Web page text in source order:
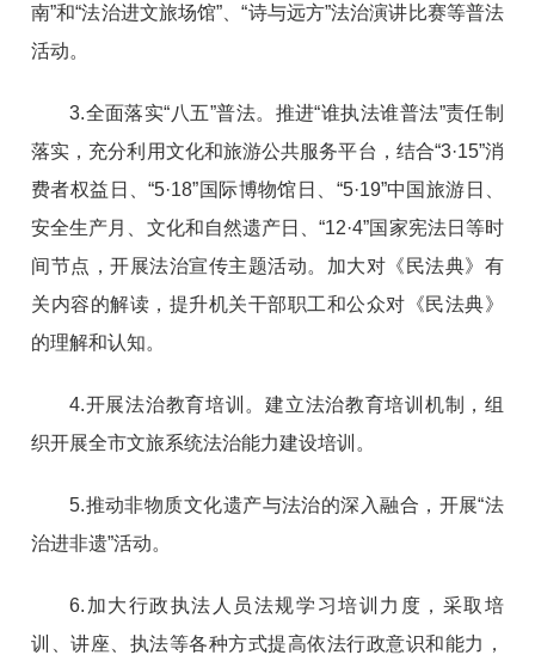
南”和“法治进文旅场馆”、“诗与远方”法治演讲比赛等普法
活动。
3.全面落实“八五”普法。推进“谁执法谁普法”责任制
落实，充分利用文化和旅游公共服务平台，结合“3·15”消
费者权益日、“5·18”国际博物馆日、“5·19”中国旅游日、
安全生产月、文化和自然遗产日、“12·4”国家宪法日等时
间节点，开展法治宣传主题活动。加大对《民法典》有
关内容的解读，提升机关干部职工和公众对《民法典》
的理解和认知。
4.开展法治教育培训。建立法治教育培训机制，组
织开展全市文旅系统法治能力建设培训。
5.推动非物质文化遗产与法治的深入融合，开展“法
治进非遗”活动。
6.加大行政执法人员法规学习培训力度，采取培
训、讲座、执法等各种方式提高依法行政意识和能力，